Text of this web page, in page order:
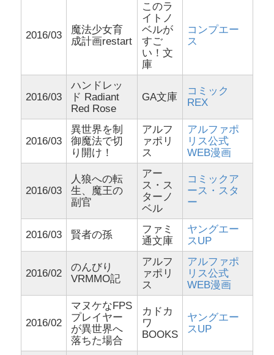
2016/03
魔法少女育
成計画restart
このラ
イトノ
ベルが
すご
い！文
庫
コンプエー
ス
2016/03
ハンドレッ
ド Radiant
Red Rose
GA文庫
コミック
REX
2016/03
異世界を制
御魔法で切
り開け！
アルフ
ァポリ
ス
アルファポ
リス公式
WEB漫画
2016/03
人狼への転
生、魔王の
副官
アー
ス・ス
ターノ
ベル
コミックア
ース・スタ
ー
2016/03 賢者の孫
ファミ
通文庫
ヤングエー
スUP
2016/02
のんびり
VRMMO記
アルフ
ァポリ
ス
アルファポ
リス公式
WEB漫画
2016/02
マヌケなFPS
プレイヤー
が異世界へ
落ちた場合
カドカ
ワ
BOOKS
ヤングエー
スUP